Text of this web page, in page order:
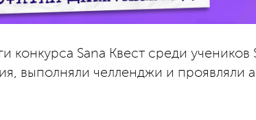
конкурса Sana Квест среди учеников
выполняли челленджи и проявляли